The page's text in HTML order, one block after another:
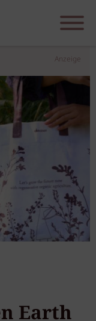
Anzeige
Earth